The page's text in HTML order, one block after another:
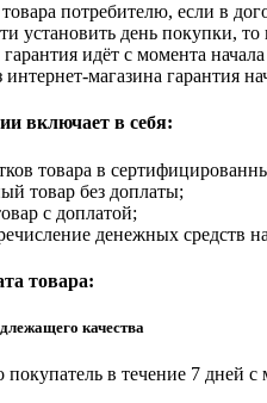
потребителю, если в
установить день покупки, то
идёт с момента начала
интернет-магазина гарантия
включает в себя:
товара в
товар без доплаты;
с доплатой;
денежных средств
товара:
качества
в течение 7 дней